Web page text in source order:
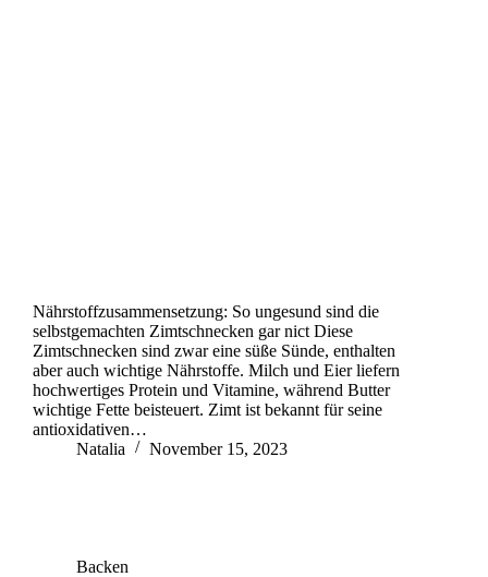
Nährstoffzusammensetzung: So ungesund sind die
selbstgemachten Zimtschnecken gar nict Diese
Zimtschnecken sind zwar eine süße Sünde, enthalten
aber auch wichtige Nährstoffe. Milch und Eier liefern
hochwertiges Protein und Vitamine, während Butter
wichtige Fette beisteuert. Zimt ist bekannt für seine
antioxidativen…
Natalia
November 15, 2023
Backen